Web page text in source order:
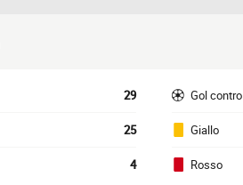
29
25
4
Gol contro
Giallo
Rosso